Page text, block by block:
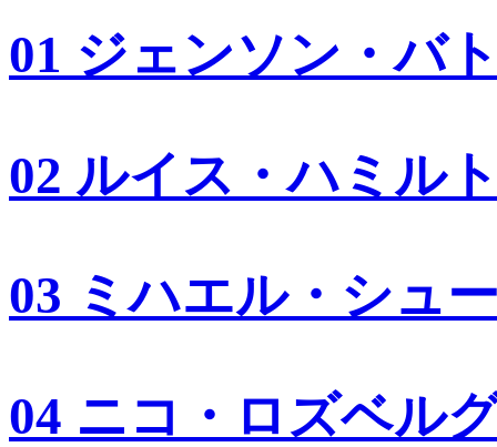
01 ジェンソン・バ
02 ルイス・ハミル
03 ミハエル・シュ
04 ニコ・ロズベル